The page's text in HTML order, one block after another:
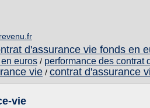
d'assurance vie fonds en
euros / performance des contrat
vie / contrat d'assurance
vie